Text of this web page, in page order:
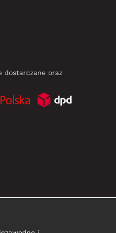
dostarczane oraz